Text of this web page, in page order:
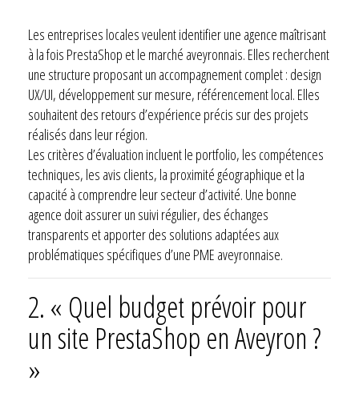
Les entreprises locales veulent identifier une agence maîtrisant
à la fois PrestaShop et le marché aveyronnais. Elles recherchent
une structure proposant un accompagnement complet : design
UX/UI, développement sur mesure, référencement local. Elles
souhaitent des retours d’expérience précis sur des projets
réalisés dans leur région.
Les critères d’évaluation incluent le portfolio, les compétences
techniques, les avis clients, la proximité géographique et la
capacité à comprendre leur secteur d’activité. Une bonne
agence doit assurer un suivi régulier, des échanges
transparents et apporter des solutions adaptées aux
problématiques spécifiques d’une PME aveyronnaise.
2. « Quel budget prévoir pour
un site PrestaShop en Aveyron ?
»